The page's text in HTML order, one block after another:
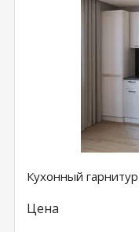
Кухонный
Цена